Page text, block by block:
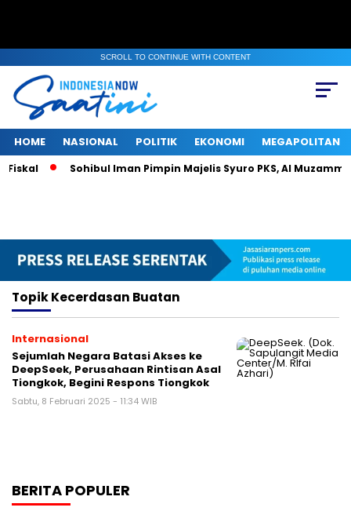
SCROLL TO CONTINUE WITH CONTENT
HOME NASIONAL POLITIK EKONOMI MEGAPOLITAN
Sohibul Iman Pimpin Majelis Syuro PKS, Al
TopikKecerdasan Buatan
Internasional
Sejumlah Negara Batasi Akses ke
DeepSeek, Perusahaan Rintisan Asal
Tiongkok, Begini Respons Tiongkok
Sabtu, 8 Februari 2025 - 11:34 WIB
BERITA POPULER